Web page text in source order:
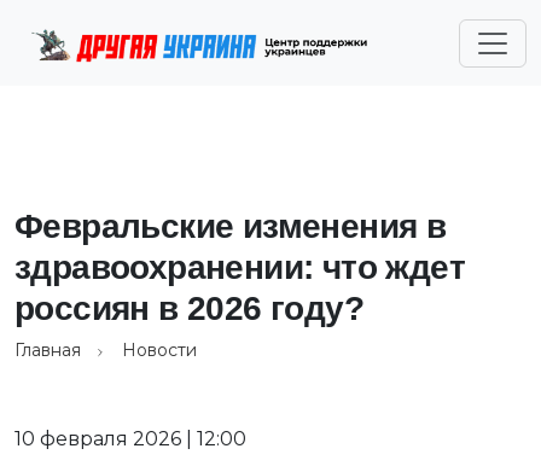
Февральские изменения в
здравоохранении: что ждет
россиян в 2026 году?
Главная Новости
10 февраля 2026 | 12:00